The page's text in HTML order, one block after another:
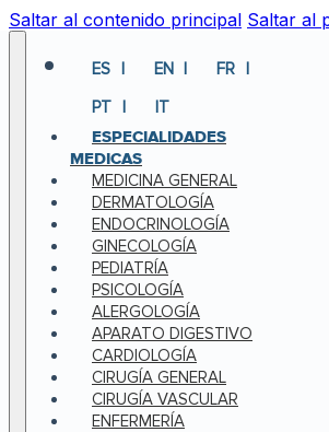
Saltar al contenido principal Saltar al
ES EN
FR
PT
IT
ESPECIALIDADES
MEDICAS
MEDICINA GENERAL
DERMATOLOGÍA
ENDOCRINOLOGÍA
GINECOLOGÍA
PEDIATRÍA
PSICOLOGÍA
ALERGOLOGÍA
APARATO DIGESTIVO
CARDIOLOGÍA
CIRUGÍA GENERAL
CIRUGÍA VASCULAR
ENFERMERÍA